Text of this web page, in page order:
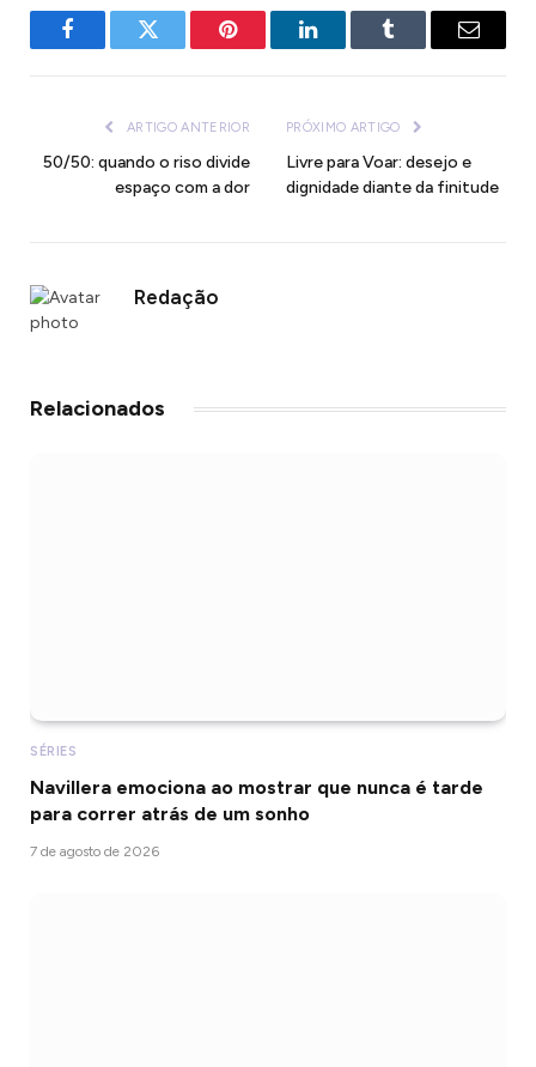
FacebookTwitter Pinterest LinkedInTumblr
E-
ARTIGO ANTERIOR
50/50: quando o riso divide
espaço com a dor
PRÓXIMO ARTIGO
Livre para Voar: desejo e
dignidade diante da finitude
Redação
Relacionados
SÉRIES
Navillera emociona ao mostrar que nunca é tarde
para correr atrás de um sonho
7 de agosto de 2026